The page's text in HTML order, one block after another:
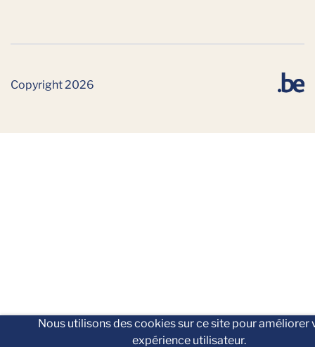
Nous utilisons des cookies sur ce site pour améliorer
expérience utilisateur.
Copyright 2026